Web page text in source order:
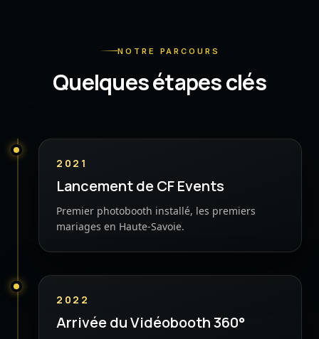
NOTRE PARCOURS
Quelques étapes clés
2021
Lancement de CF Events
Premier photobooth installé, les premiers
mariages en Haute-Savoie.
2022
Arrivée du Vidéobooth 360°